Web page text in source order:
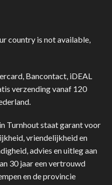
country is not available,
Bancontact, iDEAL
verzending vanaf 120
Turnhout staat garant voor
vriendelijkheid en
advies en uitleg aan
30 jaar een vertrouwd
en de provincie